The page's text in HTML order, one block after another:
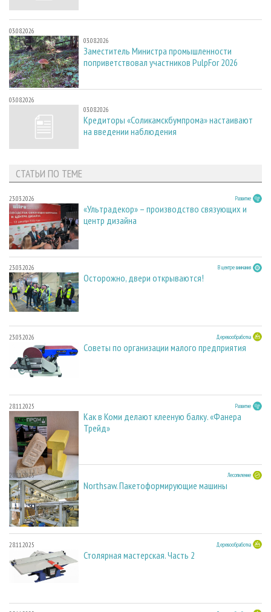
03.08.2026
03.08.2026
Заместитель Министра промышленности
поприветствовал участников PulpFor 2026
03.08.2026
03.08.2026
Кредиторы «Соликамскбумпрома» настаивают
на введении наблюдения
СТАТЬИ ПО ТЕМЕ
23.03.2026 Развитие
«Ультрадекор» – производство связующих и
центр дизайна
23.03.2026 В центре внимания
Осторожно, двери открываются!
23.03.2026 Деревообработка
Советы по организации малого предприятия
28.11.2025 Развитие
Как в Коми делают клееную балку. «Фанера
Трейд»
28.11.2025 Лесопиление
Northsaw. Пакетоформирующие машины
28.11.2025 Деревообработка
Столярная мастерская. Часть 2